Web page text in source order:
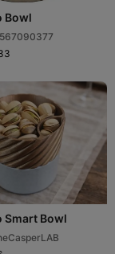
Bowl
Smart Bowl